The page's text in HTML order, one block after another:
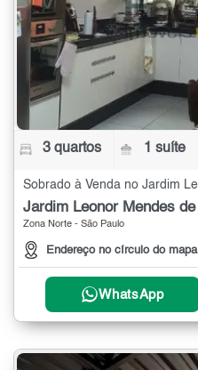
3 quartos 1 suíte
Zona Norte - São Paulo
Endereço no círculo do mapa
WhatsApp